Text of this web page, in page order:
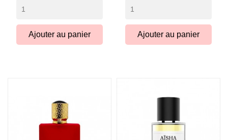
Ajouter au panier Ajouter au panier